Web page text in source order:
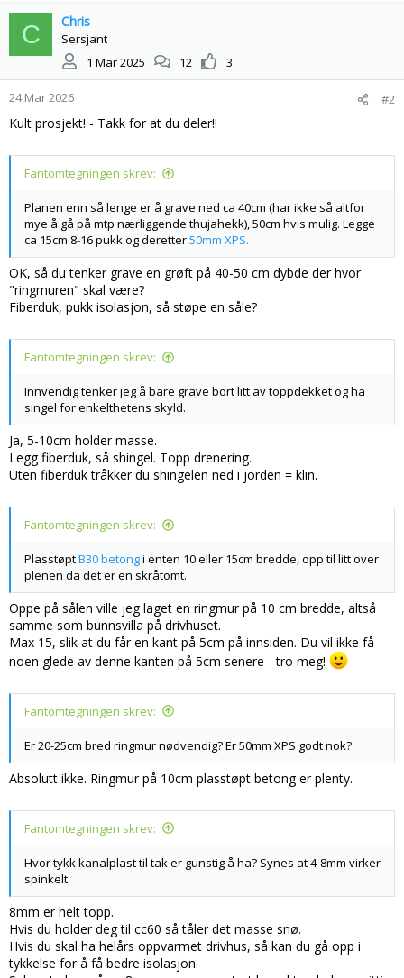
j
n
e
r
:
C Chris
Sersjant
1 Mar 2025
12 3
24 Mar 2026 #2
Kult prosjekt! - Takk for at du deler!!
Fantomtegningen skrev:
Planen enn så lenge er å grave ned ca 40cm (har ikke så altfor
mye å gå på mtp nærliggende thujahekk), 50cm hvis mulig. Legge
ca 15cm 8-16 pukk og deretter50mm XPS.
OK, så du tenker grave en grøft på 40-50 cm dybde der hvor
"ringmuren" skal være?
Fiberduk, pukk isolasjon, så støpe en såle?
Fantomtegningen skrev:
Innvendig tenker jeg å bare grave bort litt av toppdekket og ha
singel for enkelthetens skyld.
Ja, 5-10cm holder masse.
Legg fiberduk, så shingel. Topp drenering.
Uten fiberduk tråkker du shingelen ned i jorden = klin.
Fantomtegningen skrev:
PlasstøptB30 betongi enten 10 eller 15cm bredde, opp til litt over
plenen da det er en skråtomt.
Oppe på sålen ville jeg laget en ringmur på 10 cm bredde, altså
samme som bunnsvilla på drivhuset.
Max 15, slik at du får en kant på 5cm på innsiden. Du vil ikke få
noen glede av denne kanten på 5cm senere - tro meg!
Fantomtegningen skrev:
Er 20-25cm bred ringmur nødvendig? Er 50mm XPS godt nok?
Absolutt ikke. Ringmur på 10cm plasstøpt betong er plenty.
Fantomtegningen skrev:
Hvor tykk kanalplast til tak er gunstig å ha? Synes at 4-8mm virker
spinkelt.
8mm er helt topp.
Hvis du holder deg til cc60 så tåler det masse snø.
Hvis du skal ha helårs oppvarmet drivhus, så kan du gå opp i
tykkelse for å få bedre isolasjon.